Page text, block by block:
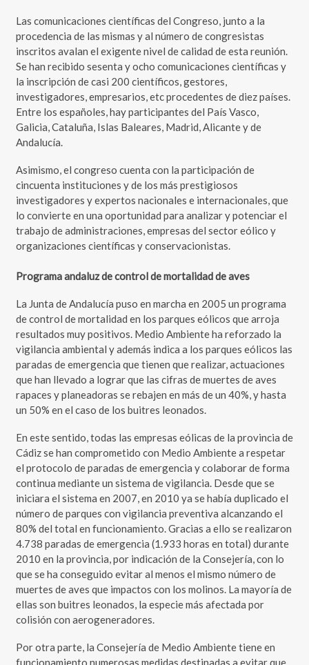
Las comunicaciones científicas del Congreso, junto a la
procedencia de las mismas y al número de congresistas
inscritos avalan el exigente nivel de calidad de esta reunión.
Se han recibido sesenta y ocho comunicaciones científicas y
la inscripción de casi 200 científicos, gestores,
investigadores, empresarios, etc procedentes de diez países.
Entre los españoles, hay participantes del País Vasco,
Galicia, Cataluña, Islas Baleares, Madrid, Alicante y de
Andalucía.
Asimismo, el congreso cuenta con la participación de
cincuenta instituciones y de los más prestigiosos
investigadores y expertos nacionales e internacionales, que
lo convierte en una oportunidad para analizar y potenciar el
trabajo de administraciones, empresas del sector eólico y
organizaciones científicas y conservacionistas.
Programa andaluz de control de mortalidad de aves
La Junta de Andalucía puso en marcha en 2005 un programa
de control de mortalidad en los parques eólicos que arroja
resultados muy positivos. Medio Ambiente ha reforzado la
vigilancia ambiental y además indica a los parques eólicos las
paradas de emergencia que tienen que realizar, actuaciones
que han llevado a lograr que las cifras de muertes de aves
rapaces y planeadoras se rebajen en más de un 40%, y hasta
un 50% en el caso de los buitres leonados.
En este sentido, todas las empresas eólicas de la provincia de
Cádiz se han comprometido con Medio Ambiente a respetar
el protocolo de paradas de emergencia y colaborar de forma
continua mediante un sistema de vigilancia. Desde que se
iniciara el sistema en 2007, en 2010 ya se había duplicado el
número de parques con vigilancia preventiva alcanzando el
80% del total en funcionamiento. Gracias a ello se realizaron
4.738 paradas de emergencia (1.933 horas en total) durante
2010 en la provincia, por indicación de la Consejería, con lo
que se ha conseguido evitar al menos el mismo número de
muertes de aves que impactos con los molinos. La mayoría de
ellas son buitres leonados, la especie más afectada por
colisión con aerogeneradores.
Por otra parte, la Consejería de Medio Ambiente tiene en
funcionamiento numerosas medidas destinadas a evitar que